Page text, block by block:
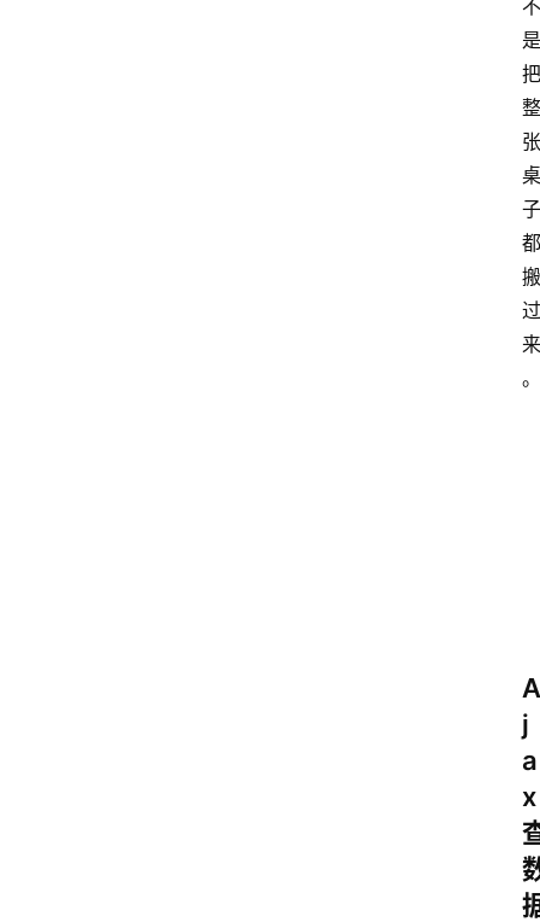
不
是
把
整
张
桌
子
都
搬
过
来
。
A
j
a
x